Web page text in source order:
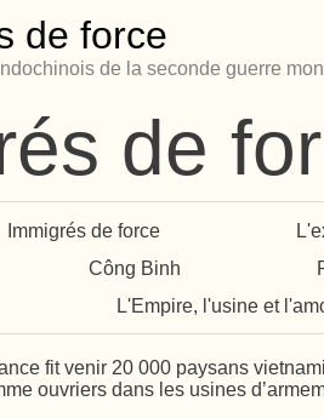
de force
de la seconde guerre
de
Immigrés de force
Công Binh
L'Empire, l'usine et
fit venir 20 000 paysans
ouvriers dans les usines